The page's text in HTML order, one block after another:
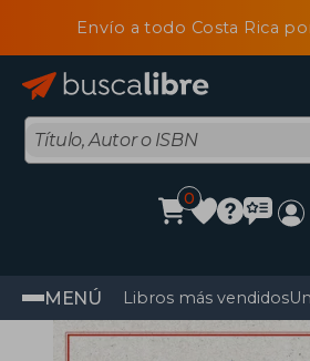
Envío a todo Costa Rica
0
MENÚ Libros más vendidos